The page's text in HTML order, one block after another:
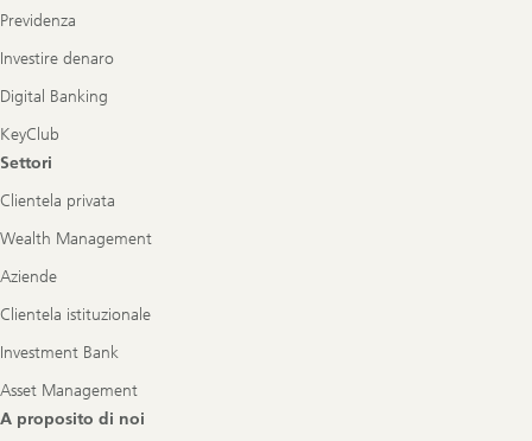
Previdenza
Investire denaro
Digital Banking
KeyClub
Settori
Clientela privata
Wealth Management
Aziende
Clientela istituzionale
Investment Bank
Asset Management
A proposito di noi